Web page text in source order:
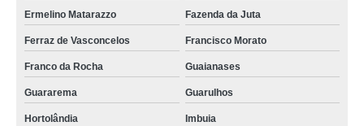
maquinário para queijaria e laticínios orçamento Jardim Mimar
maquinário para fábrica de sucos orçamento Vila Zelina
manutenção de equipamento de laticínios Itaboraí
equipamentos para suco orçamento VL MATILDE
equipamento de laticínios Conselheiro Lafaiete
Ermelino Matarazzo Fazenda da Juta
Ferraz de Vasconcelos Francisco Morato
Franco da Rocha Guaianases
Guararema Guarulhos
Hortolândia Imbuia